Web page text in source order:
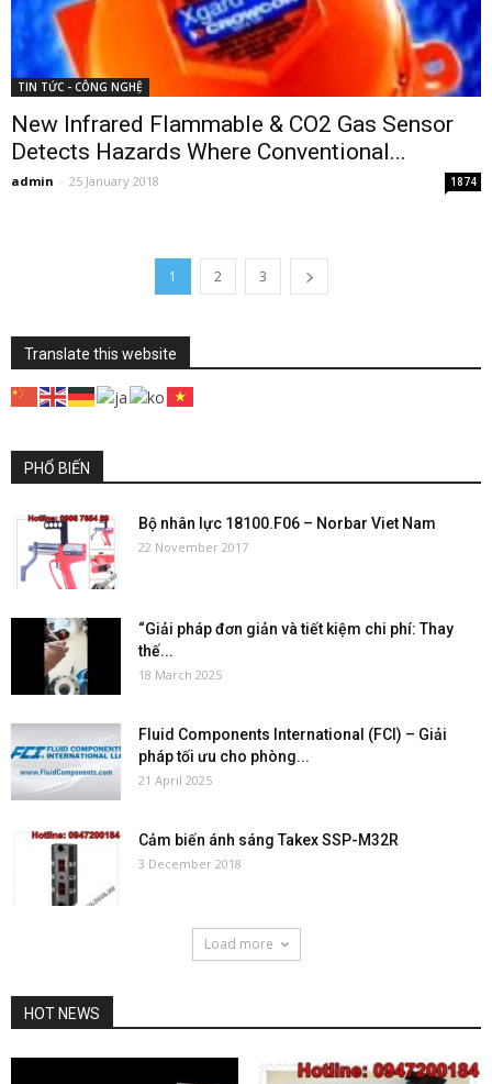
TIN TỨC - CÔNG NGHỆ
New Infrared Flammable & CO2 Gas Sensor
Detects Hazards Where Conventional...
admin - 25 January 2018 1874
1 2 3
Translate this website
PHỔ BIẾN
Bộ nhân lực 18100.F06 – Norbar Viet Nam
22 November 2017
“Giải pháp đơn giản và tiết kiệm chi phí: Thay
thế...
18 March 2025
Fluid Components International (FCI) – Giải
pháp tối ưu cho phòng...
21 April 2025
Cảm biến ánh sáng Takex SSP-M32R
3 December 2018
Load more
HOT NEWS